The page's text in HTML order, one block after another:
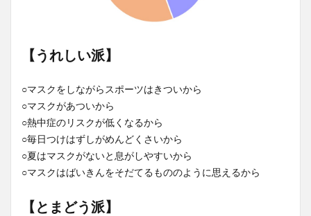
【うれしい派】
○マスクをしながらスポーツはきついから
○マスクがあついから
○熱中症のリスクが低くなるから
○毎日つけはずしがめんどくさいから
○夏はマスクがないと息がしやすいから
○マスクはばいきんをそだてるもののように思えるから
【とまどう派】